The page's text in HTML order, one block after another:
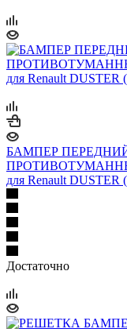
БАМПЕР
для Renault DUSTER
Достаточно